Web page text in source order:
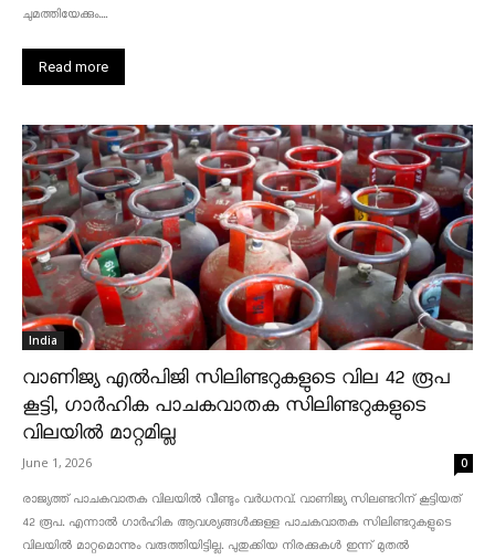
ചുമത്തിയേക്കും....
Read more
India
വാണിജ്യ എൽപിജി സിലിണ്ടറുകളുടെ വില 42 രൂപ
കൂട്ടി, ഗാർഹിക പാചകവാതക സിലിണ്ടറുകളുടെ
വിലയിൽ മാറ്റമില്ല
June 1, 2026 0
രാജ്യത്ത് പാചകവാതക വിലയിൽ വീണ്ടും വർധനവ്. വാണിജ്യ സിലണ്ടറിന് കൂട്ടിയത്
42 രൂപ. എന്നാൽ ഗാർഹിക ആവശ്യങ്ങൾക്കുള്ള പാചകവാതക സിലിണ്ടറുകളുടെ
വിലയിൽ മാറ്റമൊന്നും വരുത്തിയിട്ടില്ല. പുതുക്കിയ നിരക്കുകൾ ഇന്ന് മുതൽ